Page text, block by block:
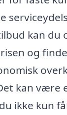
kan du
og
kan være
ikke kun